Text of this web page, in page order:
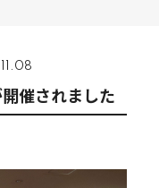
催されました